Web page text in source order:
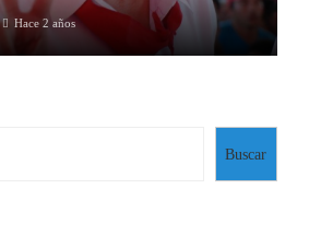
Hace 2 años
Buscar